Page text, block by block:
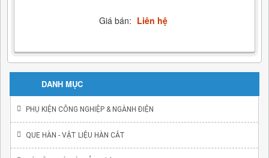
Giá bán: Liên hệ
DANH MỤC
PHỤ KIỆN CÔNG NGHIỆP & NGÀNH ĐIỆN
QUE HÀN - VẬT LIỆU HÀN CẮT